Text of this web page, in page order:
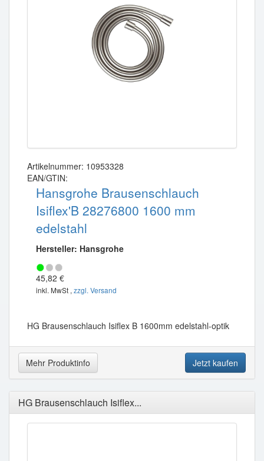
Artikelnummer: 10953328
EAN/GTIN:
Hansgrohe Brausenschlauch
Isiflex'B 28276800 1600 mm
edelstahl
Hersteller: Hansgrohe
45,82 €
inkl. MwSt , zzgl. Versand
HG Brausenschlauch Isiflex B 1600mm edelstahl-optik
Mehr Produktinfo Jetzt kaufen
HG Brausenschlauch Isiflex...